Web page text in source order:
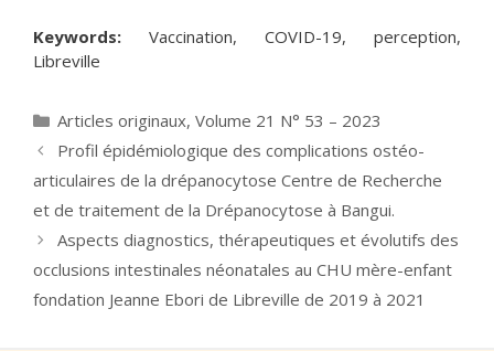
Keywords: Vaccination, COVID-19, perception,
Libreville
Catégories
Articles originaux, Volume 21 N° 53 – 2023
Profil épidémiologique des complications ostéo-
articulaires de la drépanocytose Centre de Recherche
et de traitement de la Drépanocytose à Bangui.
Aspects diagnostics, thérapeutiques et évolutifs des
occlusions intestinales néonatales au CHU mère-enfant
fondation Jeanne Ebori de Libreville de 2019 à 2021